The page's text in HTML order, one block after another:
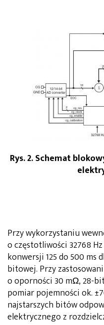
Rys. 2. Schemat
Przy wykorzystaniu
o częstotliwości 32768
konwersji 125 do 500 ms
bitowej. Przy
o oporności 30 mΩ, 28-
pomiar pojemności ok.
najstarszych bitów
elektrycznego z